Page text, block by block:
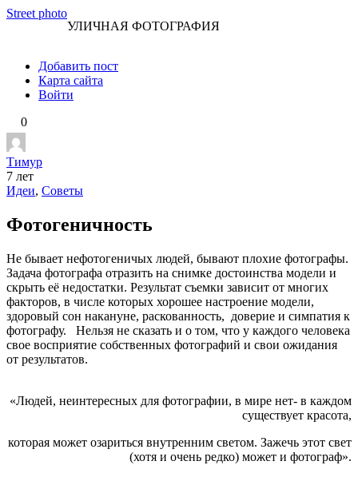
Перейти
Street photo
УЛИЧНАЯ ФОТОГРАФИЯ
Добавить пост
Карта сайта
Войти
0
Тимур
7 лет
Идеи, Советы
Фотогеничность
Не бывает нефотогеничых людей, бывают плохие фотографы.
Задача фотографа отразить на снимке достоинства модели и
скрыть её недостатки. Результат съемки зависит от многих
факторов, в числе которых хорошее настроение модели,
здоровый сон накануне, раскованность, доверие и симпатия к
фотографу. Нельзя не сказать и о том, что у каждого человека
свое восприятие собственных фотографий и свои ожидания
от результатов.
«Людей, неинтересных для фотографии, в мире нет- в каждом
существует красота,
которая может озариться внутренним светом. Зажечь этот свет
(хотя и очень редко) может и фотограф».